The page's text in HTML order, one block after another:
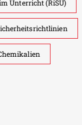
Unterricht (RiSU)